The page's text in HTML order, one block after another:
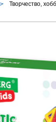
Творчество,